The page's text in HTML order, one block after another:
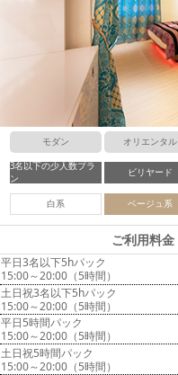
モダン オリエンタル
3名以下の少人数プラ
ン
ビリヤード
白系 ベージュ系
ご利用料金
平日3名以下5hパック
15:00～20:00（5時間）
土日祝3名以下5hパック
15:00～20:00（5時間）
平日5時間パック
15:00～20:00（5時間）
土日祝5時間パック
15:00～20:00（5時間）